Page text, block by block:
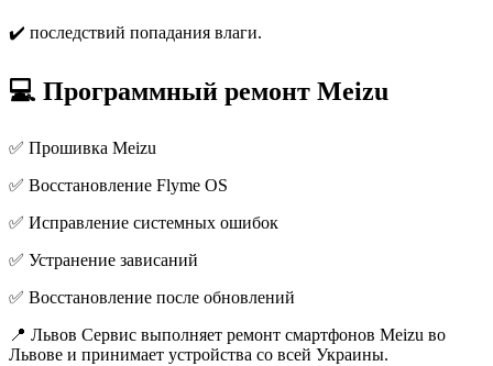
✔️ последствий попадания влаги.
💻 Программный ремонт Meizu
✅ Прошивка Meizu
✅ Восстановление Flyme OS
✅ Исправление системных ошибок
✅ Устранение зависаний
✅ Восстановление после обновлений
📍 Львов Сервис выполняет ремонт смартфонов Meizu во
Львове и принимает устройства со всей Украины.